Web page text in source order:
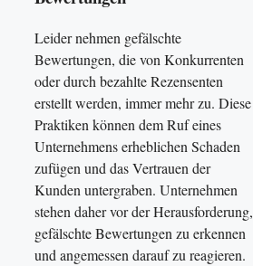
Leider nehmen gefälschte
Bewertungen, die von Konkurrenten
oder durch bezahlte Rezensenten
erstellt werden, immer mehr zu. Diese
Praktiken können dem Ruf eines
Unternehmens erheblichen Schaden
zufügen und das Vertrauen der
Kunden untergraben. Unternehmen
stehen daher vor der Herausforderung,
gefälschte Bewertungen zu erkennen
und angemessen darauf zu reagieren.